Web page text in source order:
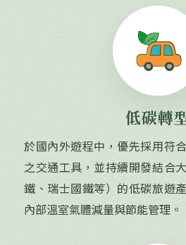
低碳轉
於國內外遊程中，優先採用符
之交通工具，並持續開發結合
鐵、瑞士國鐵等）的低碳旅遊
內部溫室氣體減量與節能管理。